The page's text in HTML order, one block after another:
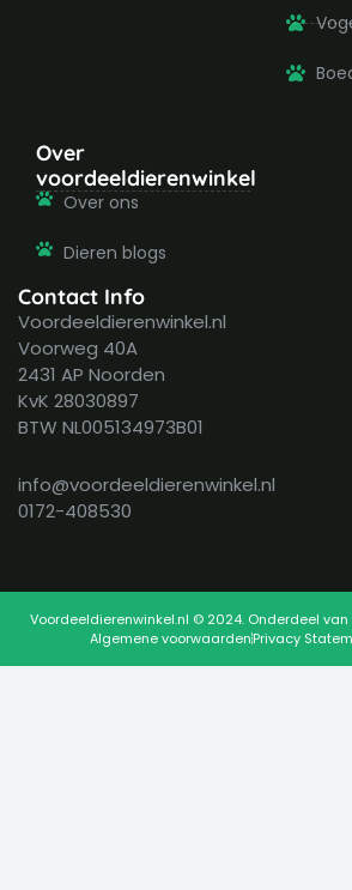
Over
voordeeldierenwinkel
Over ons
Dieren blogs
Contact Info
Voordeeldierenwinkel.nl
Voorweg 40A
2431 AP Noorden
KvK 28030897
BTW NL005134973B01
info@voordeeldierenwinkel.nl
0172-408530
Voordeeldierenwinkel.nl © 2024. Onderdeel van
Algemene voorwaardenPrivacy